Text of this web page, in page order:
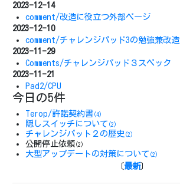
2023-12-14
comment/改造に役立つ外部ページ
2023-12-10
comment/チャレンジパッド3の勉強兼改造
2023-11-29
Comments/チャレンジパッド３スペック
2023-11-21
Pad2/CPU
今日の5件
Terop/許諾契約書(4)
隠しスイッチについて (2)
チャレンジパット２の歴史 (2)
公開停止依頼 (2)
大型アップデートの対策について (2)
〔最新〕